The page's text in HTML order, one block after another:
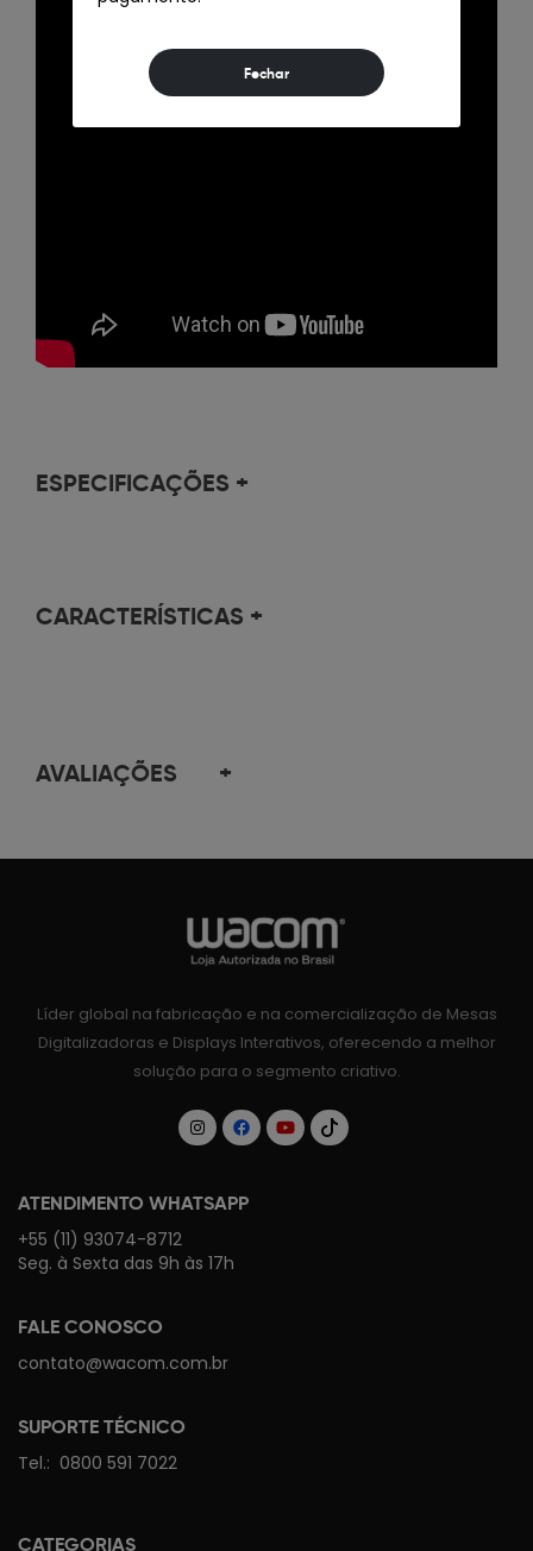
ESPECIFICAÇÕES +
CARACTERÍSTICAS +
AVALIAÇÕES +
Líder global na fabricação e na comercialização de Mesas
Digitalizadoras e Displays Interativos, oferecendo a melhor
solução para o segmento criativo.
ATENDIMENTO WHATSAPP
+55 (11) 93074-8712
Seg. à Sexta das 9h às 17h
FALE CONOSCO
contato@wacom.com.br
SUPORTE TÉCNICO
Tel.: 0800 591 7022
CATEGORIAS